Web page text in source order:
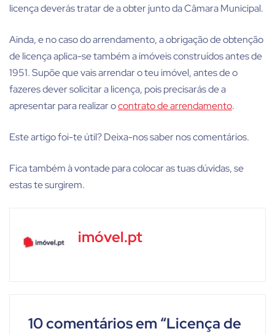
licença deverás tratar de a obter junto da Câmara Municipal.
Ainda, e no caso do arrendamento, a obrigação de obtenção
de licença aplica-se também a imóveis construídos antes de
1951. Supõe que vais arrendar o teu imóvel, antes de o
fazeres dever solicitar a licença, pois precisarás de a
apresentar para realizar ocontrato de arrendamento.
Este artigo foi-te útil? Deixa-nos saber nos comentários.
Fica também à vontade para colocar as tuas dúvidas, se
estas te surgirem.
imóvel.pt
10 comentários em “Licença de